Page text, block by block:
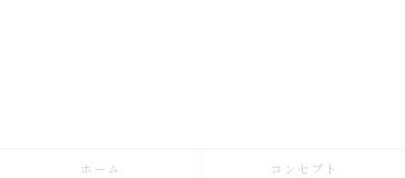
ホーム コンセプト